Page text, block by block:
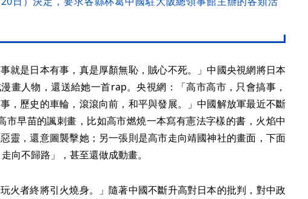
就是日本有事，真是厚顏無恥，賊心不死。」中國央視網將日本
畫人物，還送給她一首rap。央視網：「高市高市，只會搞事，
，歷史的車輪，滾滾向前，和平與發展。」中國解放軍最近不斷
市早苗的諷刺畫，比如高市燃燒一本寫有憲法字樣的書，火焰中
靈，還意圖襲擊她；另一張則是高市走向靖國神社的畫面，下面
向不歸路」，甚至還做成動畫。
火者終將引火燒身。」隨著中國不斷升高對日本的批判，對中政